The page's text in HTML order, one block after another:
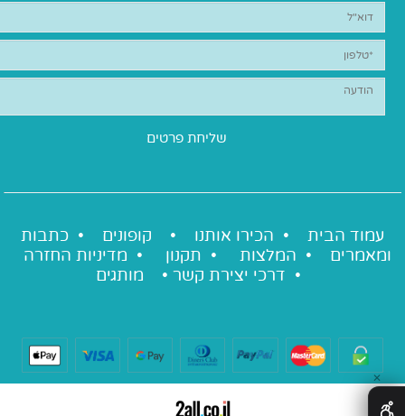
עמוד הבית • הכירו אותנו • קופונים • כתבות
ומאמרים • המלצות • תקנון • מדיניות החזרה
• דרכי יצירת קשר • מותגים
✕